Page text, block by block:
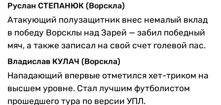
Руслан СТЕПАНЮК (Ворскла)
Атакующий полузащитник внес немалый вклад
в победу Ворсклы над Зарей — забил победный
мяч, а также записал на свой счет голевой пас.
Владислав КУЛАЧ (Ворскла)
Нападающий впервые отметился хет-триком на
высшем уровне. Стал лучшим футболистом
прошедшего тура по версии УПЛ.